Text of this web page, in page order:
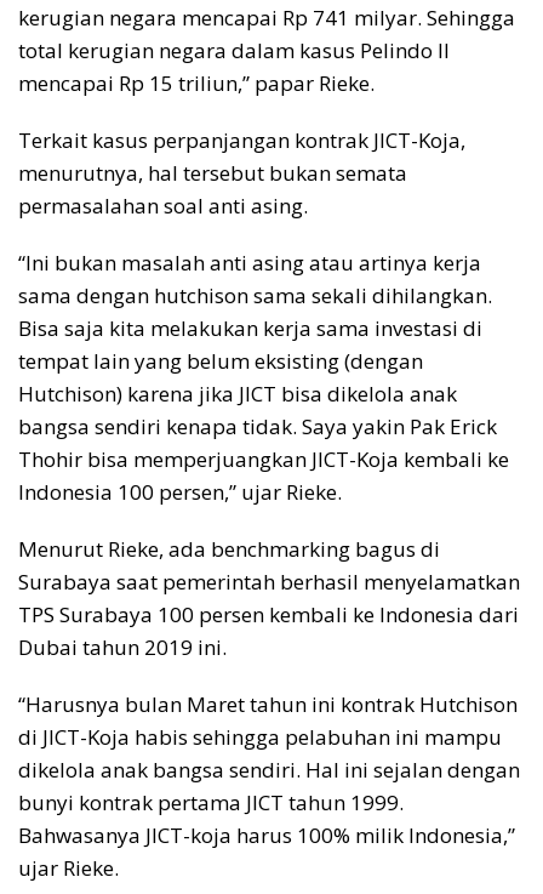
kerugian negara mencapai Rp 741 milyar. Sehingga
total kerugian negara dalam kasus Pelindo II
mencapai Rp 15 triliun,” papar Rieke.
Terkait kasus perpanjangan kontrak JICT-Koja,
menurutnya, hal tersebut bukan semata
permasalahan soal anti asing.
“Ini bukan masalah anti asing atau artinya kerja
sama dengan hutchison sama sekali dihilangkan.
Bisa saja kita melakukan kerja sama investasi di
tempat lain yang belum eksisting (dengan
Hutchison) karena jika JICT bisa dikelola anak
bangsa sendiri kenapa tidak. Saya yakin Pak Erick
Thohir bisa memperjuangkan JICT-Koja kembali ke
Indonesia 100 persen,” ujar Rieke.
Menurut Rieke, ada benchmarking bagus di
Surabaya saat pemerintah berhasil menyelamatkan
TPS Surabaya 100 persen kembali ke Indonesia dari
Dubai tahun 2019 ini.
“Harusnya bulan Maret tahun ini kontrak Hutchison
di JICT-Koja habis sehingga pelabuhan ini mampu
dikelola anak bangsa sendiri. Hal ini sejalan dengan
bunyi kontrak pertama JICT tahun 1999.
Bahwasanya JICT-koja harus 100% milik Indonesia,”
ujar Rieke.